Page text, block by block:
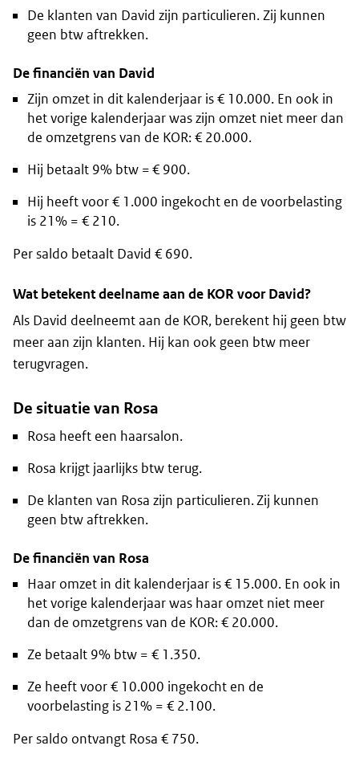
De klanten van David zijn particulieren. Zij kunnen
geen btw aftrekken.
De financiën van David
Zijn omzet in dit kalenderjaar is € 10.000. En ook in
het vorige kalenderjaar was zijn omzet niet meer dan
de omzetgrens van de KOR: € 20.000.
Hij betaalt 9% btw = € 900.
Hij heeft voor € 1.000 ingekocht en de voorbelasting
is 21% = € 210.
Per saldo betaalt David € 690.
Wat betekent deelname aan de KOR voor David?
Als David deelneemt aan de KOR, berekent hij geen btw
meer aan zijn klanten. Hij kan ook geen btw meer
terugvragen.
De situatie van Rosa
Rosa heeft een haarsalon.
Rosa krijgt jaarlijks btw terug.
De klanten van Rosa zijn particulieren. Zij kunnen
geen btw aftrekken.
De financiën van Rosa
Haar omzet in dit kalenderjaar is € 15.000. En ook in
het vorige kalenderjaar was haar omzet niet meer
dan de omzetgrens van de KOR: € 20.000.
Ze betaalt 9% btw = € 1.350.
Ze heeft voor € 10.000 ingekocht en de
voorbelasting is 21% = € 2.100.
Per saldo ontvangt Rosa € 750.